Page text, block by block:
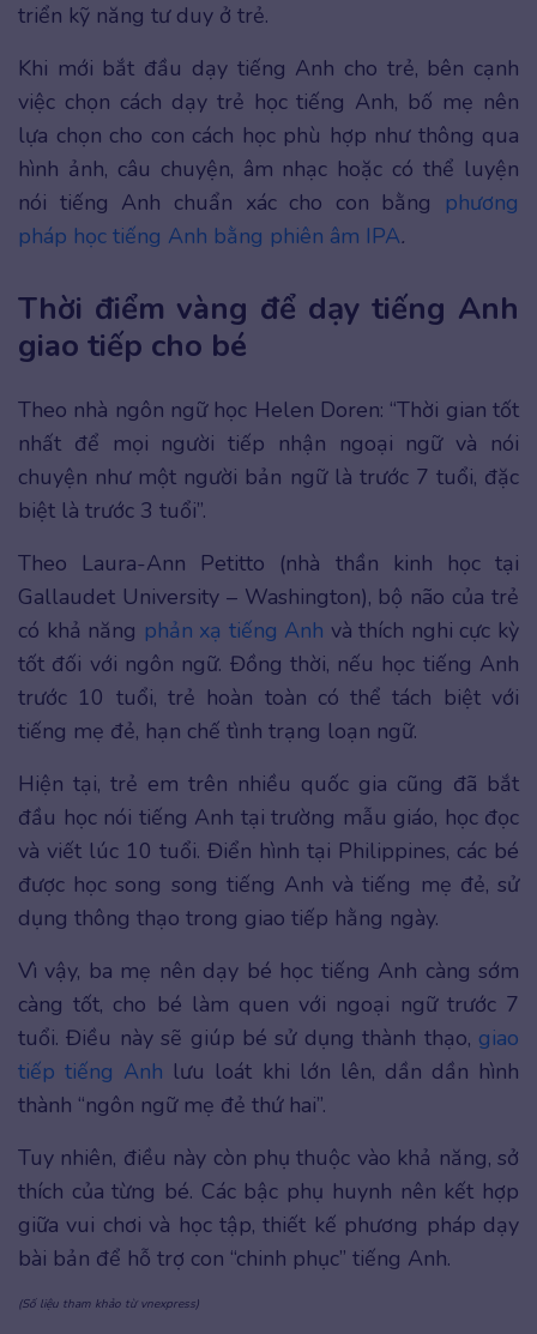
triển kỹ năng tư duy ở trẻ.
Khi mới bắt đầu dạy tiếng Anh cho trẻ, bên cạnh
việc chọn cách dạy trẻ học tiếng Anh, bố mẹ nên
lựa chọn cho con cách học phù hợp như thông qua
hình ảnh, câu chuyện, âm nhạc hoặc có thể luyện
nói tiếng Anh chuẩn xác cho con bằng phương
pháp học tiếng Anh bằng phiên âm IPA.
Thời điểm vàng để dạy tiếng Anh
giao tiếp cho bé
Theo nhà ngôn ngữ học Helen Doren: “Thời gian tốt
nhất để mọi người tiếp nhận ngoại ngữ và nói
chuyện như một người bản ngữ là trước 7 tuổi, đặc
biệt là trước 3 tuổi”.
Theo Laura-Ann Petitto (nhà thần kinh học tại
Gallaudet University – Washington), bộ não của trẻ
có khả năng phản xạ tiếng Anh và thích nghi cực kỳ
tốt đối với ngôn ngữ. Đồng thời, nếu học tiếng Anh
trước 10 tuổi, trẻ hoàn toàn có thể tách biệt với
tiếng mẹ đẻ, hạn chế tình trạng loạn ngữ.
Hiện tại, trẻ em trên nhiều quốc gia cũng đã bắt
đầu học nói tiếng Anh tại trường mẫu giáo, học đọc
và viết lúc 10 tuổi. Điển hình tại Philippines, các bé
được học song song tiếng Anh và tiếng mẹ đẻ, sử
dụng thông thạo trong giao tiếp hằng ngày.
Vì vậy, ba mẹ nên dạy bé học tiếng Anh càng sớm
càng tốt, cho bé làm quen với ngoại ngữ trước 7
tuổi. Điều này sẽ giúp bé sử dụng thành thạo, giao
tiếp tiếng Anh lưu loát khi lớn lên, dần dần hình
thành “ngôn ngữ mẹ đẻ thứ hai”.
Tuy nhiên, điều này còn phụ thuộc vào khả năng, sở
thích của từng bé. Các bậc phụ huynh nên kết hợp
giữa vui chơi và học tập, thiết kế phương pháp dạy
bài bản để hỗ trợ con “chinh phục” tiếng Anh.
(Số liệu tham khảo từvnexpress)